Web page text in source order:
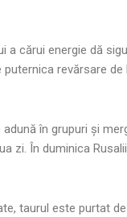
cărui energie dă
revărsare
în grupuri şi
zi. În duminica
taurul este purtat